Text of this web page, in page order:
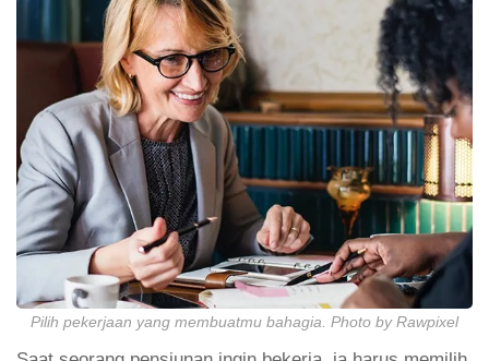
Pilih pekerjaan yang membuatmu bahagia. Photo by Rawpixel